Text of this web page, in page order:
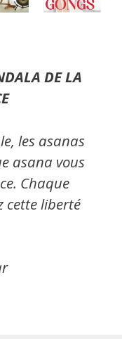
DE LA
les asanas
asana vous
Chaque
cette liberté